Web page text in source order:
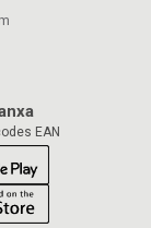
EAN